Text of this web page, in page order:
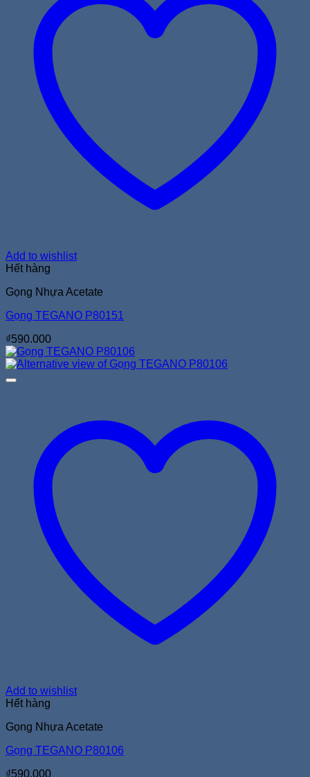
Add to wishlist
Hết hàng
Gọng Nhựa Acetate
Gọng TEGANO P80151
₫590.000
Add to wishlist
Hết hàng
Gọng Nhựa Acetate
Gọng TEGANO P80106
₫590.000